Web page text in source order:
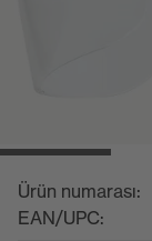
Ürün numarası:
EAN/UPC: